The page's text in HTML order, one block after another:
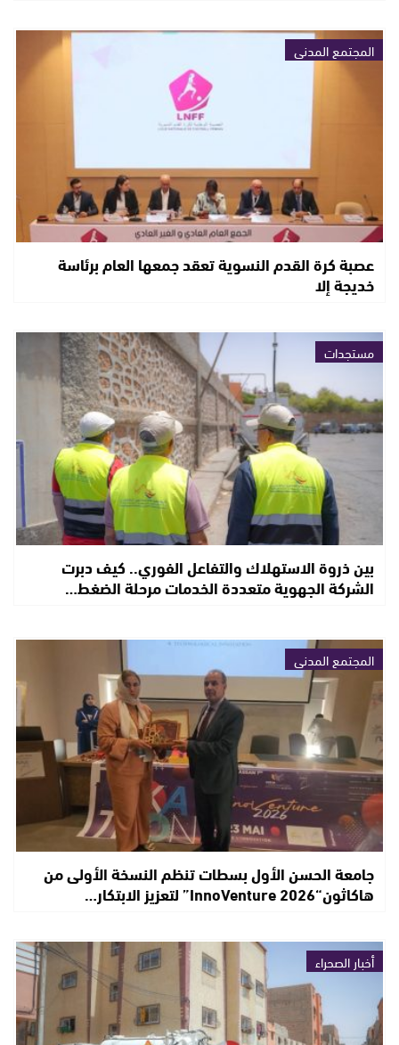
المجتمع المدني
عصبة كرة القدم النسوية تعقد جمعها العام برئاسة
خديجة إلا
مستجدات
بين ذروة الاستهلاك والتفاعل الفوري.. كيف دبرت
الشركة الجهوية متعددة الخدمات مرحلة الضغط…
المجتمع المدني
جامعة الحسن الأول بسطات تنظم النسخة الأولى من
هاكاثون“InnoVenture 2026” لتعزيز الابتكار…
أخبار الصحراء